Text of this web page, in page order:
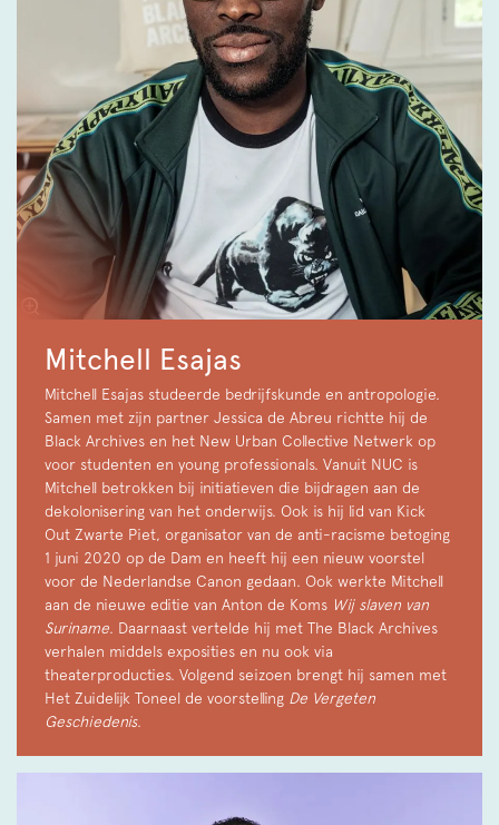
Mitchell Esajas
Mitchell Esajas studeerde bedrijfskunde en antropologie.
Samen met zijn partner Jessica de Abreu richtte hij de
Black Archives en het New Urban Collective Netwerk op
voor studenten en young professionals. Vanuit NUC is
Mitchell betrokken bij initiatieven die bijdragen aan de
dekolonisering van het onderwijs. Ook is hij lid van Kick
Out Zwarte Piet, organisator van de anti-racisme betoging
1 juni 2020 op de Dam en heeft hij een nieuw voorstel
voor de Nederlandse Canon gedaan. Ook werkte Mitchell
aan de nieuwe editie van Anton de Koms Wij slaven van
Suriname. Daarnaast vertelde hij met The Black Archives
verhalen middels exposities en nu ook via
theaterproducties. Volgend seizoen brengt hij samen met
Het Zuidelijk Toneel de voorstelling De Vergeten
Geschiedenis.